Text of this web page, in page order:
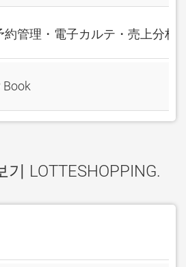
約管理・電子カルテ・売上分析
Book
LOTTESHOPPING.